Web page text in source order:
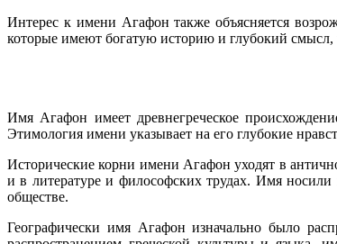
Интерес к имени Агафон также объясняется
которые имеют богатую историю и глубокий
Имя Агафон имеет древнегреческое
Этимология имени указывает на его глубокие
Исторические корни имени Агафон уходят в
и в литературе и философских трудах. Имя носили
обществе.
Географически имя Агафон изначально было